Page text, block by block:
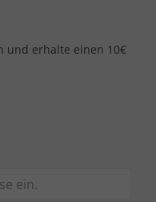
und erhalte einen 10€